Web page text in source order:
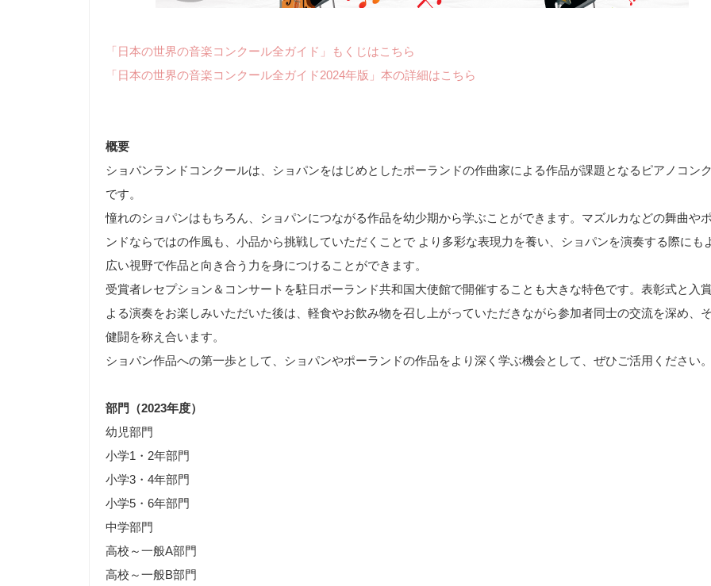
「日本の世界の音楽コンクール全ガイド」もくじはこちら
「日本の世界の音楽コンクール全ガイド2024年版」本の詳細はこちら
概要
ショパンランドコンクールは、ショパンをはじめとしたポーランドの作曲家による作品が課題となるピアノコン
です。
憧れのショパンはもちろん、ショパンにつながる作品を幼少期から学ぶことができます。マズルカなどの舞曲や
ンドならではの作風も、小品から挑戦していただくことで より多彩な表現力を養い、ショパンを演奏する際にも
広い視野で作品と向き合う力を身につけることができます。
受賞者レセプション＆コンサートを駐日ポーランド共和国大使館で開催することも大きな特色です。表彰式と入
よる演奏をお楽しみいただいた後は、軽食やお飲み物を召し上がっていただきながら参加者同士の交流を深め、
健闘を称え合います。
ショパン作品への第一歩として、ショパンやポーランドの作品をより深く学ぶ機会として、ぜひご活用ください。
部門（2023年度）
幼児部門
小学1・2年部門
小学3・4年部門
小学5・6年部門
中学部門
高校～一般A部門
高校～一般B部門